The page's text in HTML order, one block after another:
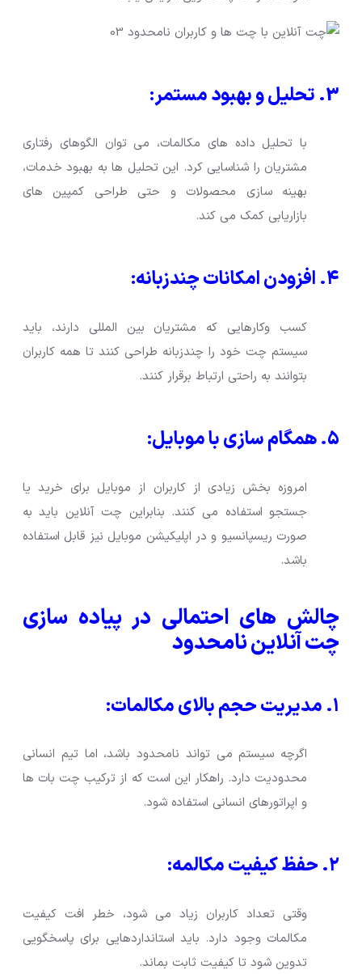
3. تحلیل و بهبود مستمر:
با تحلیل داده های مکالمات، می توان الگوهای رفتاری
مشتریان را شناسایی کرد. این تحلیل ها به بهبود خدمات،
بهینه سازی محصولات و حتی طراحی کمپین های
بازاریابی کمک می کند.
۴. افزودن امکانات چندزبانه:
کسب وکارهایی که مشتریان بین المللی دارند، باید
سیستم چت خود را چندزبانه طراحی کنند تا همه کاربران
بتوانند به راحتی ارتباط برقرار کنند.
۵. همگام سازی با موبایل:
امروزه بخش زیادی از کاربران از موبایل برای خرید یا
جستجو استفاده می کنند. بنابراین چت آنلاین باید به
صورت ریسپانسیو و در اپلیکیشن موبایل نیز قابل استفاده
باشد.
چالش های احتمالی در پیاده سازی
چت آنلاین نامحدود
۱. مدیریت حجم بالای مکالمات:
اگرچه سیستم می تواند نامحدود باشد، اما تیم انسانی
محدودیت دارد. راهکار این است که از ترکیب چت بات ها
و اپراتورهای انسانی استفاده شود.
۲. حفظ کیفیت مکالمه:
وقتی تعداد کاربران زیاد می شود، خطر افت کیفیت
مکالمات وجود دارد. باید استانداردهایی برای پاسخگویی
تدوین شود تا کیفیت ثابت بماند.